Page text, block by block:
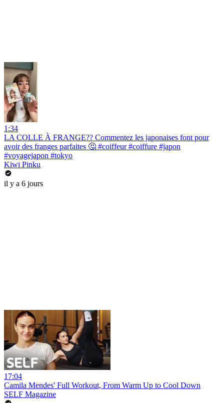
1:34
LA COLLE À FRANGE?? Commentez les japonaises font pour
avoir des franges parfaites 🤔 #coiffeur #coiffure #japon
#voyagejapon #tokyo
Kiwi Pinku
il y a 6 jours
17:04
Camila Mendes' Full Workout, From Warm Up to Cool Down
SELF Magazine